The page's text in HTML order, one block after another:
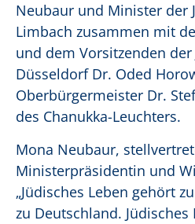
Neubaur und Minister der
Limbach zusammen mit
und dem Vorsitzenden
Düsseldorf Dr. Oded
Oberbürgermeister Dr.
des Chanukka-Leuchters.
Mona Neubaur,
Ministerpräsidentin und
„Jüdisches Leben gehört
zu Deutschland.